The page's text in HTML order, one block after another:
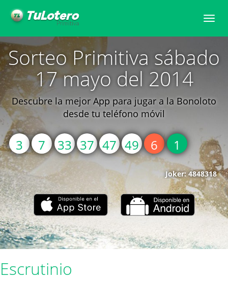
Toggle
Sorteo Primitiva sábado
17 mayo del 2014
Descubre la mejor App para jugar a la Bonoloto
desde tu teléfono móvil
3 7 33 37 47 49 6 1
Joker: 4848318
Escrutinio